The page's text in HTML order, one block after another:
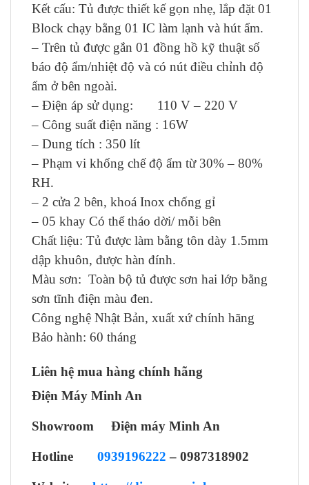
Kết cấu: Tủ được thiết kế gọn nhẹ, lắp đặt 01
Block chạy bằng 01 IC làm lạnh và hút ẩm.
– Trên tủ được gắn 01 đồng hồ kỹ thuật số
báo độ ẩm/nhiệt độ và có nút điều chỉnh độ
ẩm ở bên ngoài.
– Điện áp sử dụng: 110 V – 220 V
– Công suất điện năng : 16W
– Dung tích : 350 lít
– Phạm vi khống chế độ ẩm từ 30% – 80%
RH.
– 2 cửa 2 bên, khoá Inox chống gỉ
– 05 khay Có thể tháo dời/ mỗi bên
Chất liệu: Tủ được làm bằng tôn dày 1.5mm
dập khuôn, được hàn đính.
Màu sơn: Toàn bộ tủ được sơn hai lớp bằng
sơn tĩnh điện màu đen.
Công nghệ Nhật Bản, xuất xứ chính hãng
Bảo hành: 60 tháng
Liên hệ mua hàng chính hãng
Điện Máy Minh An
Showroom Điện máy Minh An
Hotline 0939196222 – 0987318902